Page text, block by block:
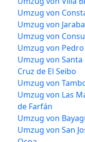
Umzug von
Umzug von
Umzug von
Umzug von
Umzug von Santa
Cruz de El Seibo
Umzug von
Umzug von Las
de Farfán
Umzug von
Umzug von San